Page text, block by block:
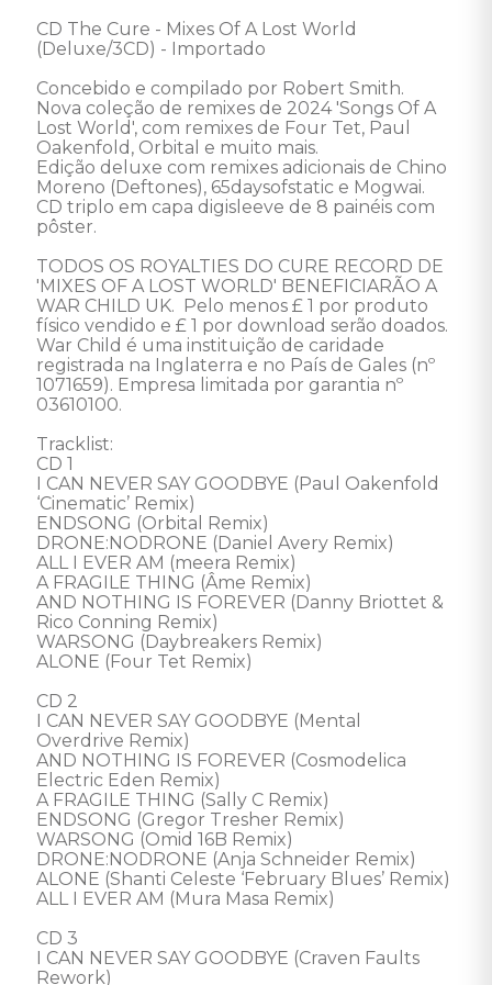
CD The Cure - Mixes Of A Lost World
(Deluxe/3CD) - Importado
Concebido e compilado por Robert Smith.
Nova coleção de remixes de 2024 'Songs Of A
Lost World', com remixes de Four Tet, Paul
Oakenfold, Orbital e muito mais.
Edição deluxe com remixes adicionais de Chino
Moreno (Deftones), 65daysofstatic e Mogwai.
CD triplo em capa digisleeve de 8 painéis com
pôster.
TODOS OS ROYALTIES DO CURE RECORD DE
'MIXES OF A LOST WORLD' BENEFICIARÃO A
WAR CHILD UK.  Pelo menos £ 1 por produto
físico vendido e £ 1 por download serão doados.
War Child é uma instituição de caridade
registrada na Inglaterra e no País de Gales (nº
1071659). Empresa limitada por garantia nº
03610100.
Tracklist:
CD 1
I CAN NEVER SAY GOODBYE (Paul Oakenfold
‘Cinematic’ Remix)
ENDSONG (Orbital Remix)
DRONE:NODRONE (Daniel Avery Remix)
ALL I EVER AM (meera Remix)
A FRAGILE THING (Âme Remix)
AND NOTHING IS FOREVER (Danny Briottet &
Rico Conning Remix)
WARSONG (Daybreakers Remix)
ALONE (Four Tet Remix)
CD 2
I CAN NEVER SAY GOODBYE (Mental
Overdrive Remix)
AND NOTHING IS FOREVER (Cosmodelica
Electric Eden Remix)
A FRAGILE THING (Sally C Remix)
ENDSONG (Gregor Tresher Remix)
WARSONG (Omid 16B Remix)
DRONE:NODRONE (Anja Schneider Remix)
ALONE (Shanti Celeste ‘February Blues’ Remix)
ALL I EVER AM (Mura Masa Remix)
CD 3
I CAN NEVER SAY GOODBYE (Craven Faults
Rework)